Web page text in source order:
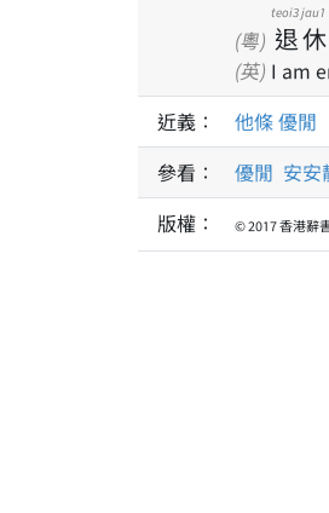
(粵) 退
teoi3
休
jau1
(英) I am
近義：
他條優閒
參看：
優閒 安安
版權： © 2017 香港辭